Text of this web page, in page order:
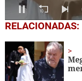
0
seconds
minute,
11
seconds
RELACIONADAS: